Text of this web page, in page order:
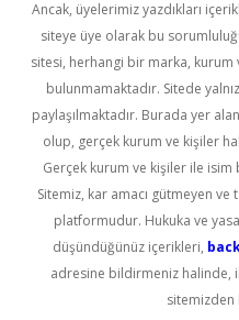
Ancak, üyelerimiz yazdıkları
siteye üye olarak bu
sitesi, herhangi bir marka, kurum
bulunmamaktadır. Sitede
paylaşılmaktadır. Burada yer
olup, gerçek kurum ve kişiler
Gerçek kurum ve kişiler ile
Sitemiz, kar amacı gütmeyen
platformudur. Hukuka ve
düşündüğünüz içerikleri,
adresine bildirmeniz halinde,
sitemizden